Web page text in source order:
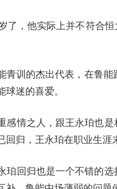
了，他实际上并不符合
青训的杰出代表，在鲁
迷的喜爱。
感情之人，跟王永珀也
归，王永珀在职业生涯
珀回归也是一个不错的